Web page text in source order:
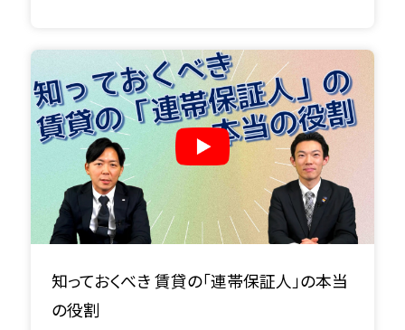
知っておくべき 賃貸の「連帯保証人」の本当
の役割